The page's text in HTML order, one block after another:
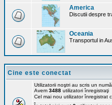
America
Discutii despre
Oceania
Transportul in
Cine este conectat
Utilizatorii noştri au scris un
Avem 3488 utilizatori înregistraţi
Cel mai nou utilizator înregistrat